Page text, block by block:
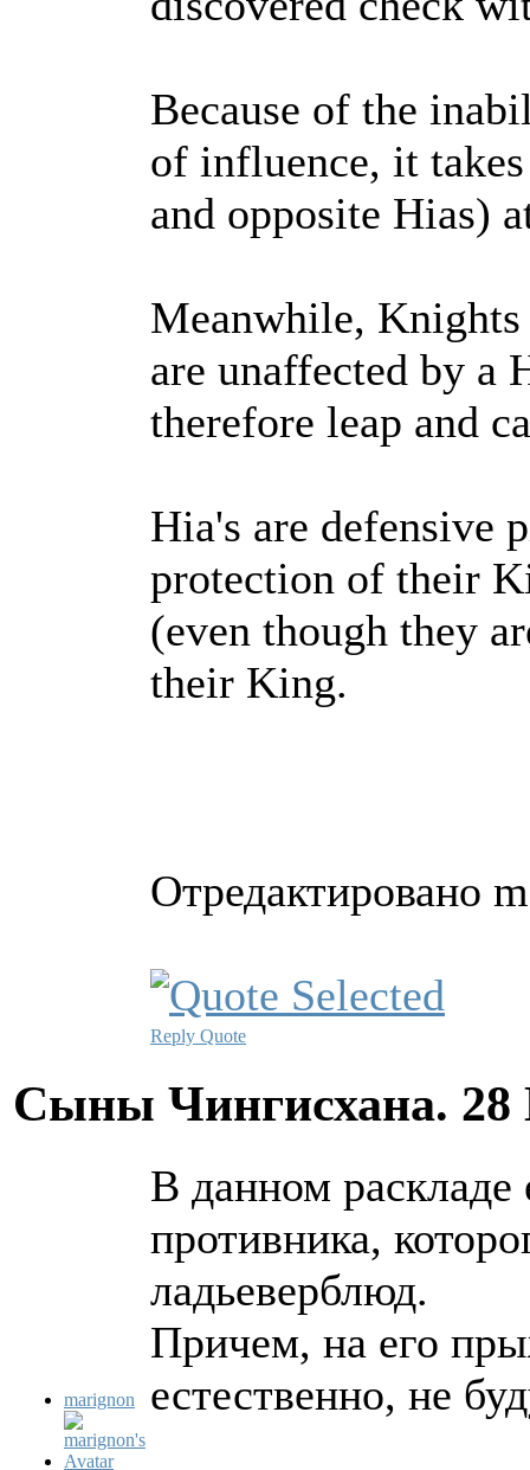
Because of the
of influence, it
and opposite Hias)
Meanwhile,
are unaffected by a
therefore leap and
Hia's are defensive
protection of their
(even though they
their King.
Отредактировано
Reply Quote
Сыны Чингисхана. 28
marignon
В данном
противника,
ладьеверблюд.
Причем, на его
естественно, не